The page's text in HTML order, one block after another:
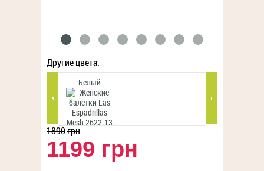
Другие цвета:
Белый
1890грн
1199 грн